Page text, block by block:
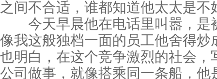
之间不合适，谁都知道他太太是不
今天早晨他在电话里叫嚣，是
像我这般独档一面的员工他舍得
也明白，在这个竞争激烈的社会
公司做事，就像搭乘同一条船，